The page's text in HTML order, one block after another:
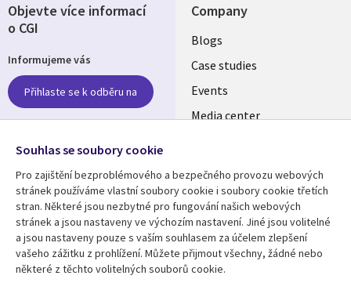
Company
Useful
links
CZECH
REPUBLIC
Blogs
Case studies
Events
Media center
Resource center
Library
Articles
Support
Legal
Privacy
Objevte více informací
o CGI
Informujeme vás
Přihlaste se k odběru na
Follow us
Social
Media
CZECH
REPUBLIC
Souhlas se soubory cookie
Pro zajištění bezproblémového a bezpečného provozu webových
stránek používáme vlastní soubory cookie i soubory cookie třetích
stran. Některé jsou nezbytné pro fungování našich webových
stránek a jsou nastaveny ve výchozím nastavení. Jiné jsou volitelné
a jsou nastaveny pouze s vaším souhlasem za účelem zlepšení
vašeho zážitku z prohlížení. Můžete přijmout všechny, žádné nebo
některé z těchto volitelných souborů cookie.